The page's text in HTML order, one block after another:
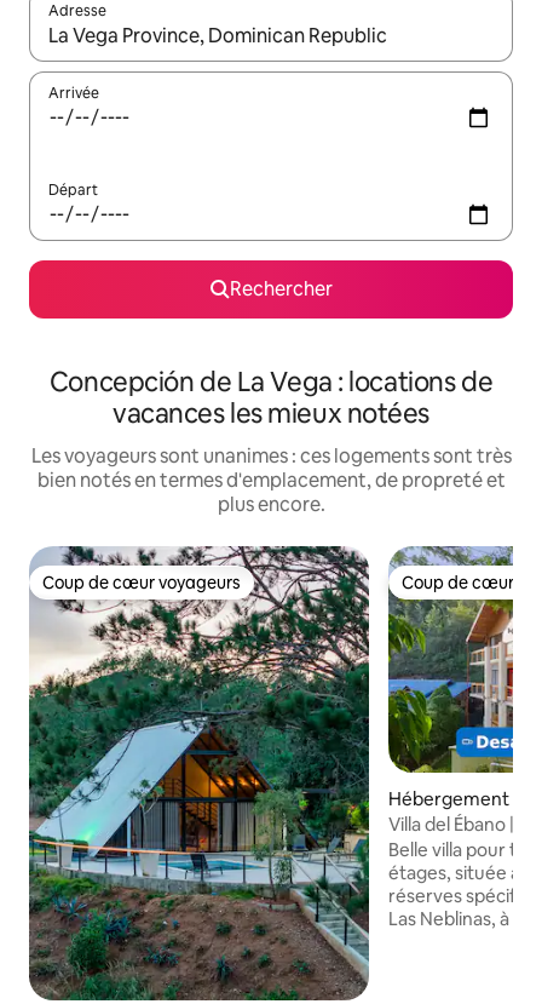
Adresse
Lorsque les résultats s'affichent, utilisez les flèches vers le
Arrivée
Départ
Rechercher
Concepción de La Vega : locations de
vacances les mieux notées
Les voyageurs sont unanimes : ces logements sont très
bien notés en termes d'emplacement, de propreté et
plus encore.
Coup de cœur voyageurs
Coup de cœur voyageurs Coup de cœur
Coup de cœur
Hébergement ⋅
Villa del Ébano |
Constanza
Belle villa pour
étages, située au
réserves
Las Neblinas, à